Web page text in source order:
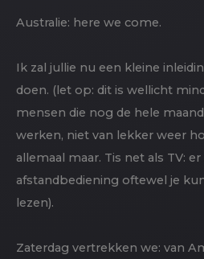
Australie: here we come.
Ik zal jullie nu een kleine
doen. (let op: dit is wellicht
mensen die nog de hele
werken, niet van lekker weer
allemaal maar. Tis net als TV:
afstandbediening oftewel je
lezen).
Zaterdag vertrekken we: van